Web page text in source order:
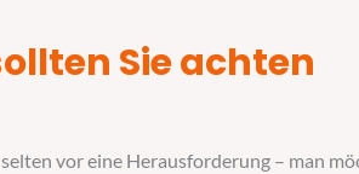
Sie achten
vor eine Herausforderung – man